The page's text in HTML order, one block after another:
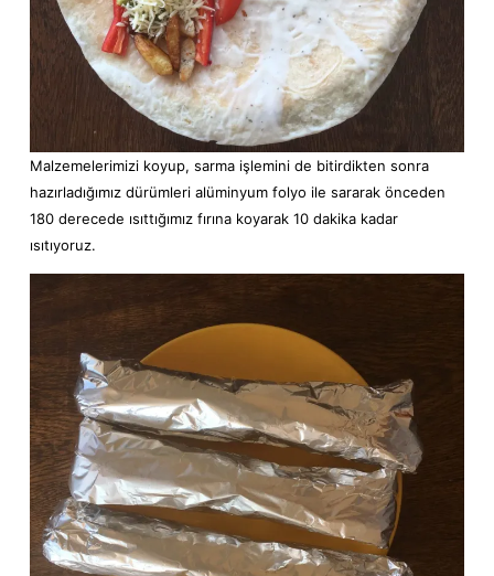
Malzemelerimizi koyup, sarma işlemini de bitirdikten sonra
hazırladığımız dürümleri alüminyum folyo ile sararak önceden
180 derecede ısıttığımız fırına koyarak 10 dakika kadar
ısıtıyoruz.